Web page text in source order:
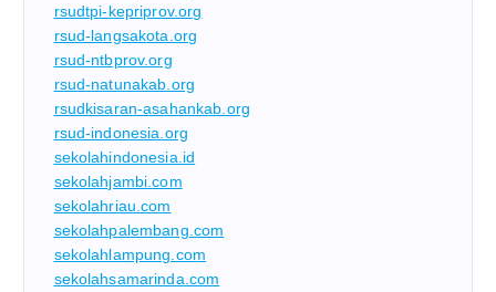
rsudtpi-kepriprov.org
rsud-langsakota.org
rsud-ntbprov.org
rsud-natunakab.org
rsudkisaran-asahankab.org
rsud-indonesia.org
sekolahindonesia.id
sekolahjambi.com
sekolahriau.com
sekolahpalembang.com
sekolahlampung.com
sekolahsamarinda.com